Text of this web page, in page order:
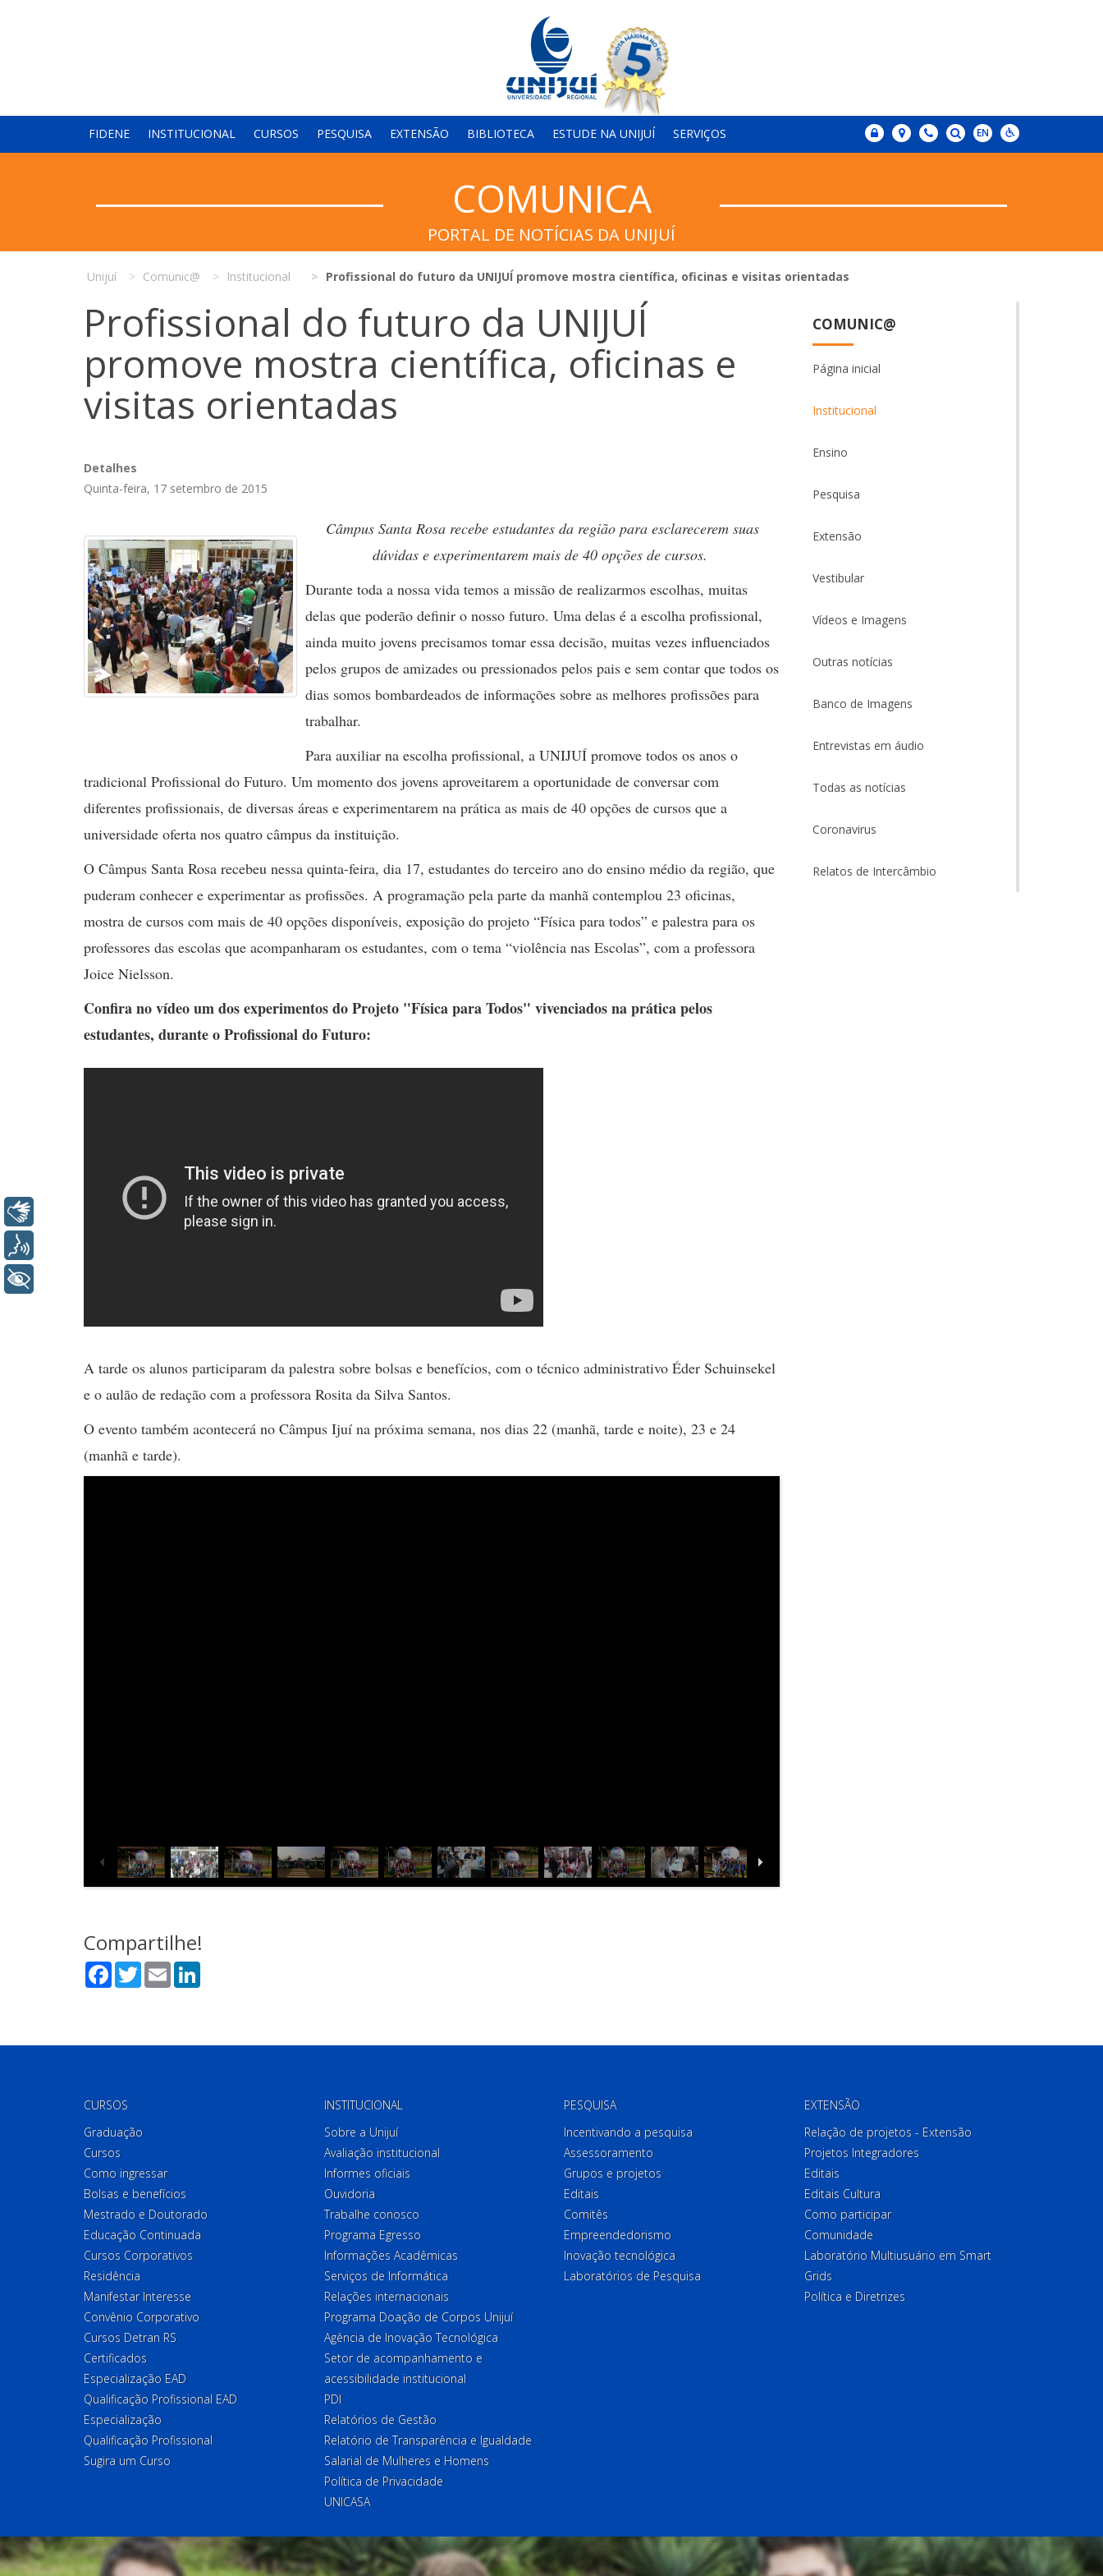
FIDENE INSTITUCIONAL CURSOS PESQUISA EXTENSÃO BIBLIOTECA ESTUDE NA UNIJUÍ SERVIÇOS
COMUNICA
PORTAL DE NOTÍCIAS DA UNIJUÍ
Unijuí Comunic@ Institucional Profissional do futuro da UNIJUÍ promove mostra científica, oficinas e visitas orientadas
Profissional do futuro da UNIJUÍ
promove mostra científica, oficinas e
visitas orientadas
Detalhes
Quinta-feira, 17 setembro de 2015
Câmpus Santa Rosa recebe estudantes da região para esclarecerem suas
dúvidas e experimentarem mais de 40 opções de cursos.
Durante toda a nossa vida temos a missão de realizarmos escolhas, muitas
delas que poderão definir o nosso futuro. Uma delas é a escolha profissional,
ainda muito jovens precisamos tomar essa decisão, muitas vezes influenciados
pelos grupos de amizades ou pressionados pelos pais e sem contar que todos os
dias somos bombardeados de informações sobre as melhores profissões para
trabalhar.
Para auxiliar na escolha profissional, a UNIJUÍ promove todos os anos o
tradicional Profissional do Futuro. Um momento dos jovens aproveitarem a oportunidade de conversar com
diferentes profissionais, de diversas áreas e experimentarem na prática as mais de 40 opções de cursos que a
universidade oferta nos quatro câmpus da instituição.
O Câmpus Santa Rosa recebeu nessa quinta-feira, dia 17, estudantes do terceiro ano do ensino médio da região, que
puderam conhecer e experimentar as profissões. A programação pela parte da manhã contemplou 23 oficinas,
mostra de cursos com mais de 40 opções disponíveis, exposição do projeto “Física para todos” e palestra para os
professores das escolas que acompanharam os estudantes, com o tema “violência nas Escolas”, com a professora
Joice Nielsson.
Confira no vídeo um dos experimentos do Projeto "Física para Todos" vivenciados na prática pelos
estudantes, durante o Profissional do Futuro:
A tarde os alunos participaram da palestra sobre bolsas e benefícios, com o técnico administrativo Éder Schuinsekel
e o aulão de redação com a professora Rosita da Silva Santos.
O evento também acontecerá no Câmpus Ijuí na próxima semana, nos dias 22 (manhã, tarde e noite), 23 e 24
(manhã e tarde).
Compartilhe!
Facebook
TwitterEmail
COMUNIC@
Página inicial
Institucional
Ensino
Pesquisa
Extensão
Vestibular
Vídeos e Imagens
Outras notícias
Banco de Imagens
Entrevistas em áudio
Todas as notícias
Coronavirus
Relatos de Intercâmbio
CURSOS
Graduação
Cursos
Como ingressar
Bolsas e benefícios
Mestrado e Doutorado
Educação Continuada
Cursos Corporativos
Residência
Manifestar Interesse
Convênio Corporativo
Cursos Detran RS
Certificados
Especialização EAD
Qualificação Profissional EAD
Especialização
Qualificação Profissional
Sugira um Curso
INSTITUCIONAL
Sobre a Unijuí
Avaliação institucional
Informes oficiais
Ouvidoria
Trabalhe conosco
Programa Egresso
Informações Acadêmicas
Serviços de Informática
Relações internacionais
Programa Doação de Corpos Unijuí
Agência de Inovação Tecnológica
Setor de acompanhamento e
acessibilidade institucional
PDI
Relatórios de Gestão
Relatório de Transparência e Igualdade
Salarial de Mulheres e Homens
Política de Privacidade
UNICASA
PESQUISA
Incentivando a pesquisa
Assessoramento
Grupos e projetos
Editais
Comitês
Empreendedorismo
Inovação tecnológica
Laboratórios de Pesquisa
EXTENSÃO
Relação de projetos - Extensão
Projetos Integradores
Editais
Editais Cultura
Como participar
Comunidade
Laboratório Multiusuário em Smart
Grids
Política e Diretrizes